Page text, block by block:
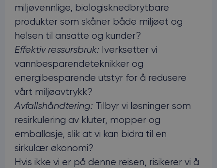
miljøvennlige, biologisknedbrytbare
produkter som skåner både miljøet og
helsen til ansatte og kunder?
Effektiv ressursbruk: Iverksetter vi
vannbesparendeteknikker og
energibesparende utstyr for å redusere
vårt miljøavtrykk?
Avfallshåndtering: Tilbyr vi løsninger som
resirkulering av kluter, mopper og
emballasje, slik at vi kan bidra til en
sirkulær økonomi?
Hvis ikke vi er på denne reisen, risikerer vi å